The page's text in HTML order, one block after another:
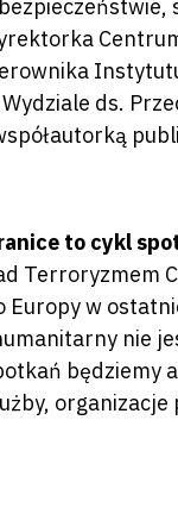
ds.
to cykl
Terroryzmem
Europy w
nie
będziemy